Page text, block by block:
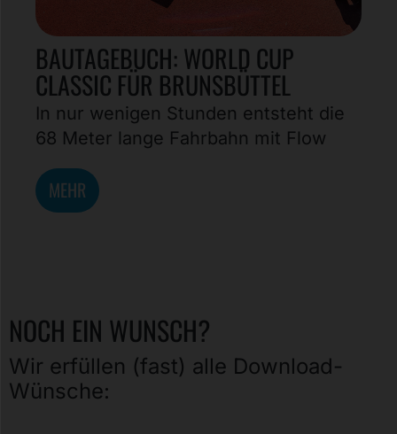
BAUTAGEBUCH: WORLD CUP
CLASSIC FÜR BRUNSBÜTTEL
In nur wenigen Stunden entsteht die
68 Meter lange Fahrbahn mit Flow
MEHR
NOCH EIN WUNSCH?
Wir erfüllen (fast) alle Download-
Wünsche: